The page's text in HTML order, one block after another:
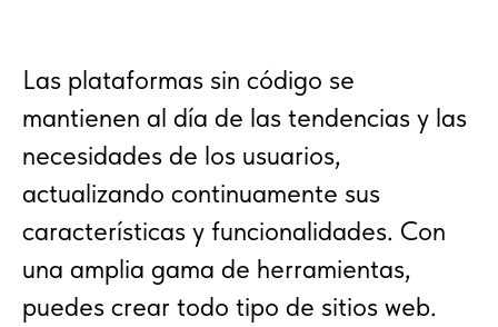
Las plataformas sin código se
mantienen al día de las tendencias y las
necesidades de los usuarios,
actualizando continuamente sus
características y funcionalidades. Con
una amplia gama de herramientas,
puedes crear todo tipo de sitios web.